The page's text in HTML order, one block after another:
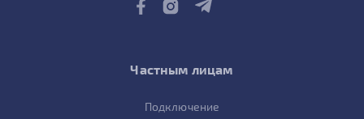
Частным лицам
Подключение